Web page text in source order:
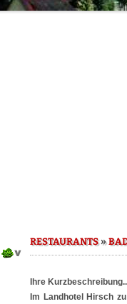
RESTAURANTS»
Ihre
Im Landhotel Hirsch